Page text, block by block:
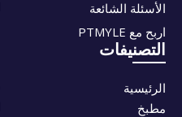
الأسئلة الشائعة
اربح مع PTMYLE
التصنيفات
الرئيسية
مطبخ